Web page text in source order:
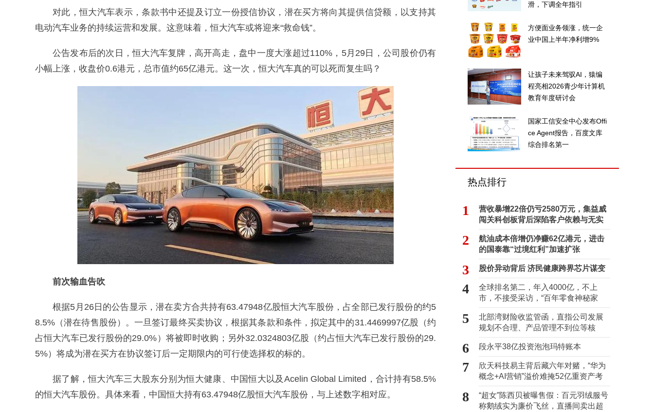
对此，恒大汽车表示，条款书中还提及订立一份授信协议，潜在买方将向其提供信贷额，以支持其
电动汽车业务的持续运营和发展。这意味着，恒大汽车或将迎来“救命钱”。
公告发布后的次日，恒大汽车复牌，高开高走，盘中一度大涨超过110%，5月29日，公司股价仍有
小幅上涨，收盘价0.6港元，总市值约65亿港元。这一次，恒大汽车真的可以死而复生吗？
前次输血告吹
根据5月26日的公告显示，潜在卖方合共持有63.47948亿股恒大汽车股份，占全部已发行股份的约5
8.5%（潜在待售股份）。一旦签订最终买卖协议，根据其条款和条件，拟定其中的31.4469997亿股（约
占恒大汽车已发行股份的29.0%）将被即时收购；另外32.0324803亿股（约占恒大汽车已发行股份的29.
5%）将成为潜在买方在协议签订后一定期限内的可行使选择权的标的。
据了解，恒大汽车三大股东分别为恒大健康、中国恒大以及Acelin Global Limited，合计持有58.5%
的恒大汽车股份。具体来看，中国恒大持有63.47948亿股恒大汽车股份，与上述数字相对应。
滑，下调全年指引
方便面业务领涨，统一企
业中国上半年净利增9%
让孩子未来驾驭AI，猿编
程亮相2026青少年计算机
教育年度研讨会
国家工信安全中心发布Offi
ce Agent报告，百度文库
综合排名第一
热点排行
1
营收暴增22倍仍亏2580万元，集益威
闯关科创板背后深陷客户依赖与无实
控人困局
2
航油成本倍增仍净赚62亿港元，进击
的国泰靠“过境红利”加速扩张
3 股价异动背后 济民健康跨界芯片谋变
4
全球排名第二，年入4000亿，不上
市，不接受采访，“百年零食神秘家
族”浮出水面？
5
北部湾财险收监管函，直指公司发展
规划不合理、产品管理不到位等核
心“痛点”
6 段永平38亿投资泡泡玛特账本
7
欣天科技易主背后藏六年对赌，“华为
概念+AI营销”溢价难掩52亿重资产考
验
8
“超女”陈西贝被曝售假：百元羽绒服号
称鹅绒实为廉价飞丝，直播间卖出超